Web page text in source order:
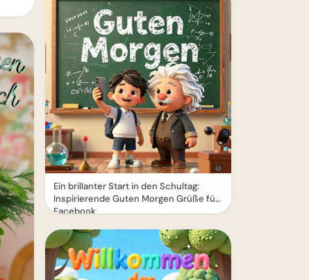
Ein brillanter Start in den Schultag:
Inspirierende Guten Morgen Grüße für
Facebook